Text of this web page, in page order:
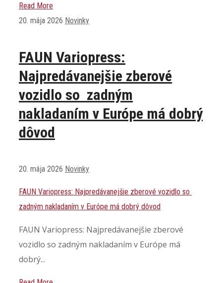
Read More
20. mája 2026 Novinky
FAUN Variopress:
Najpredávanejšie zberové
vozidlo so zadným
nakladaním v Európe má dobrý
dôvod
20. mája 2026 Novinky
FAUN Variopress: Najpredávanejšie zberové vozidlo so
zadným nakladaním v Európe má dobrý dôvod
FAUN Variopress: Najpredávanejšie zberové
vozidlo so zadným nakladaním v Európe má
dobrý...